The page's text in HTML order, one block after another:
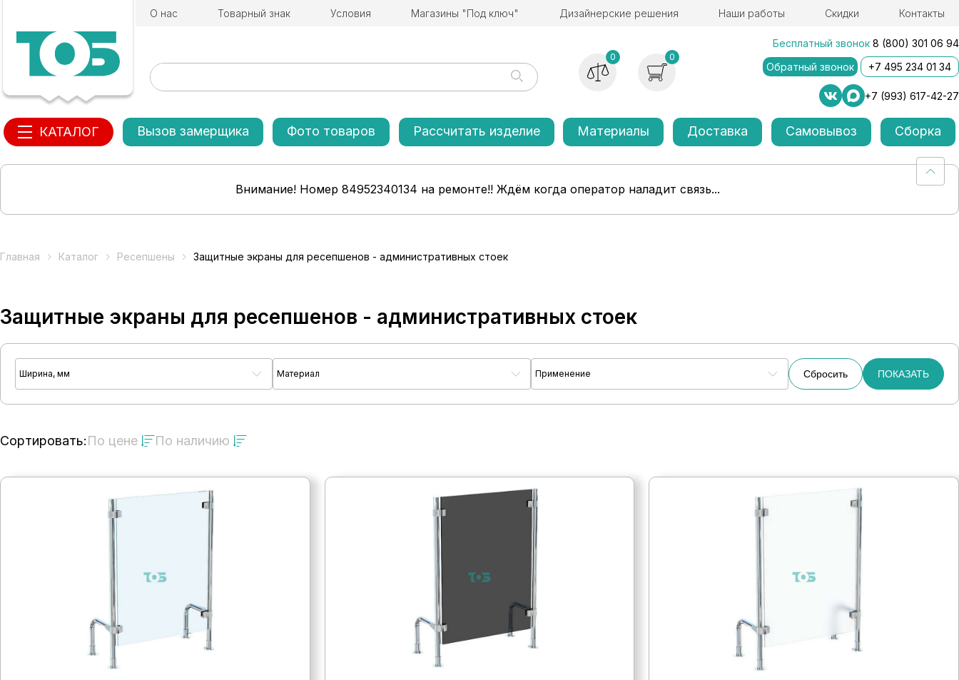
О нас Товарный знак Условия Магазины "Под ключ" Дизайнерские решения Наши работы Скидки Контакты
0 0
Бесплатный звонок 8 (800) 301 06 94
Обратный звонок
+7 495 234 01 34
+7 (993) 617-42-27
КАТАЛОГ Вызов замерщика Фото товаров Рассчитать изделие Материалы Доставка Самовывоз Сборка
Внимание! Номер 84952340134 на ремонте!! Ждём когда оператор наладит связь...
Главная Каталог Ресепшены Защитные экраны для ресепшенов - административных стоек
Защитные экраны для ресепшенов - административных стоек
Ширина, мм Материал Применение Сбросить ПОКАЗАТЬ
Сортировать:По цене По наличию